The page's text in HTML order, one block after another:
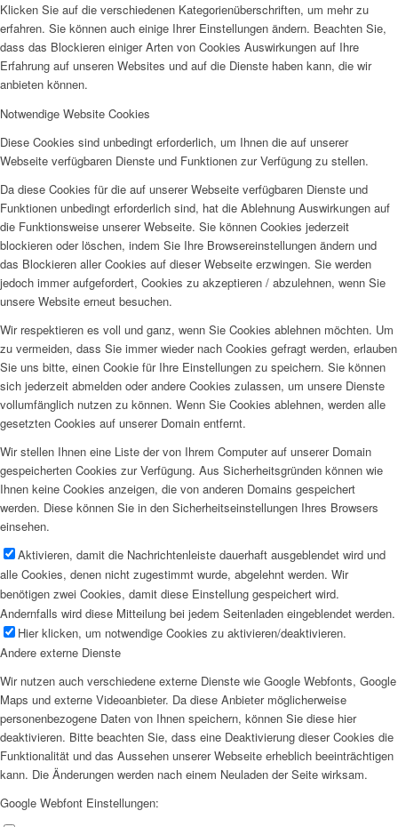
Klicken Sie auf die verschiedenen Kategorienüberschriften, um mehr zu
erfahren. Sie können auch einige Ihrer Einstellungen ändern. Beachten Sie,
dass das Blockieren einiger Arten von Cookies Auswirkungen auf Ihre
Erfahrung auf unseren Websites und auf die Dienste haben kann, die wir
anbieten können.
Notwendige Website Cookies
Diese Cookies sind unbedingt erforderlich, um Ihnen die auf unserer
Webseite verfügbaren Dienste und Funktionen zur Verfügung zu stellen.
Da diese Cookies für die auf unserer Webseite verfügbaren Dienste und
Funktionen unbedingt erforderlich sind, hat die Ablehnung Auswirkungen auf
die Funktionsweise unserer Webseite. Sie können Cookies jederzeit
blockieren oder löschen, indem Sie Ihre Browsereinstellungen ändern und
das Blockieren aller Cookies auf dieser Webseite erzwingen. Sie werden
jedoch immer aufgefordert, Cookies zu akzeptieren / abzulehnen, wenn Sie
unsere Website erneut besuchen.
Wir respektieren es voll und ganz, wenn Sie Cookies ablehnen möchten. Um
zu vermeiden, dass Sie immer wieder nach Cookies gefragt werden, erlauben
Sie uns bitte, einen Cookie für Ihre Einstellungen zu speichern. Sie können
sich jederzeit abmelden oder andere Cookies zulassen, um unsere Dienste
vollumfänglich nutzen zu können. Wenn Sie Cookies ablehnen, werden alle
gesetzten Cookies auf unserer Domain entfernt.
Wir stellen Ihnen eine Liste der von Ihrem Computer auf unserer Domain
gespeicherten Cookies zur Verfügung. Aus Sicherheitsgründen können wie
Ihnen keine Cookies anzeigen, die von anderen Domains gespeichert
werden. Diese können Sie in den Sicherheitseinstellungen Ihres Browsers
einsehen.
Aktivieren, damit die Nachrichtenleiste dauerhaft ausgeblendet wird und
alle Cookies, denen nicht zugestimmt wurde, abgelehnt werden. Wir
benötigen zwei Cookies, damit diese Einstellung gespeichert wird.
Andernfalls wird diese Mitteilung bei jedem Seitenladen eingeblendet werden.
Hier klicken, um notwendige Cookies zu aktivieren/deaktivieren.
Andere externe Dienste
Wir nutzen auch verschiedene externe Dienste wie Google Webfonts, Google
Maps und externe Videoanbieter. Da diese Anbieter möglicherweise
personenbezogene Daten von Ihnen speichern, können Sie diese hier
deaktivieren. Bitte beachten Sie, dass eine Deaktivierung dieser Cookies die
Funktionalität und das Aussehen unserer Webseite erheblich beeinträchtigen
kann. Die Änderungen werden nach einem Neuladen der Seite wirksam.
Google Webfont Einstellungen: